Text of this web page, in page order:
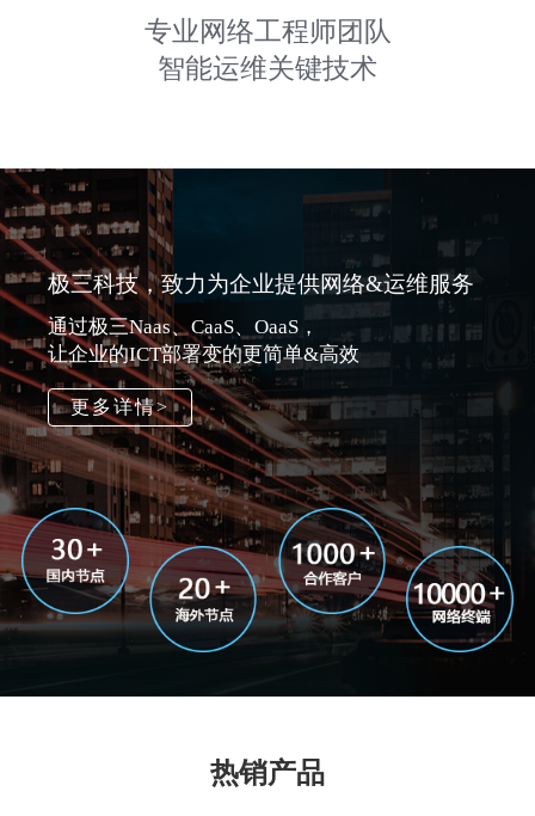
专业网络工程师团队
智能运维关键技术
极三科技，致力为企业提供网络&运维服务
通过极三Naas、CaaS、OaaS，
让企业的ICT部署变的更简单&高效
更多详情>
热销产品